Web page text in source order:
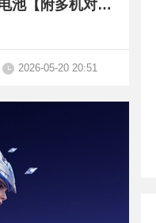
首销3799元起，iQOO 15T发布：天玑9500 Monster版+2K屏+8000mAh电池【附多机对比】
2026-05-20 20:51